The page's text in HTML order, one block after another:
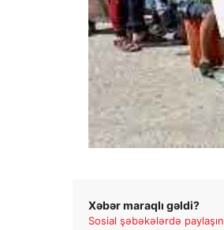
Xəbər maraqlı gəldi?
Sosial şəbəkələrdə paylaşın